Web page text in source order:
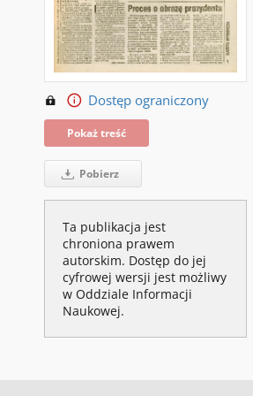
Dostęp ograniczony
Pokaż treść
Pobierz
Ta publikacja jest
chroniona prawem
autorskim. Dostęp do jej
cyfrowej wersji jest możliwy
w Oddziale Informacji
Naukowej.